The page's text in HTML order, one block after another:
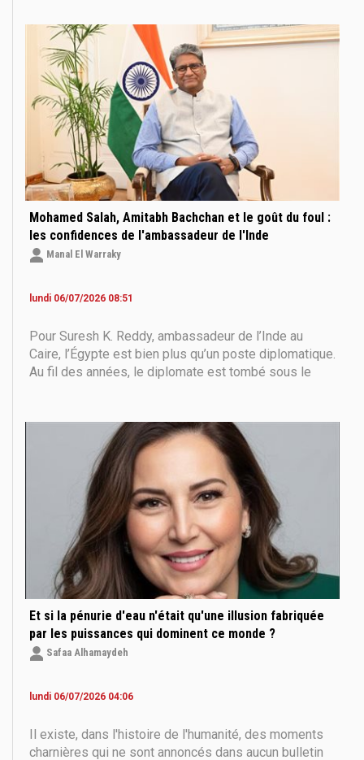
un autre jour : leur quotidien, leur regard sur l’Égypte,
leurs habitudes, leurs passions et les expériences
qui marquent leur séjour.
Mohamed Salah, Amitabh Bachchan et le goût du foul :
les confidences de l'ambassadeur de l'Inde
Manal El Warraky
lundi 06/07/2026 08:51
Pour Suresh K. Reddy, ambassadeur de l’Inde au
Caire, l’Égypte est bien plus qu’un poste diplomatique.
Au fil des années, le diplomate est tombé sous le
Dialogue, il évoque son attachement à « Oum
Et si la pénurie d'eau n'était qu'une illusion fabriquée
par les puissances qui dominent ce monde ?
Safaa Alhamaydeh
lundi 06/07/2026 04:06
Il existe, dans l'histoire de l'humanité, des moments
charnières qui ne sont annoncés dans aucun bulletin